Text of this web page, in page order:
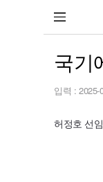
국기
입력 : 2025-
허정호 선